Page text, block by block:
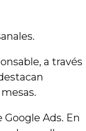
a través
Ads. En